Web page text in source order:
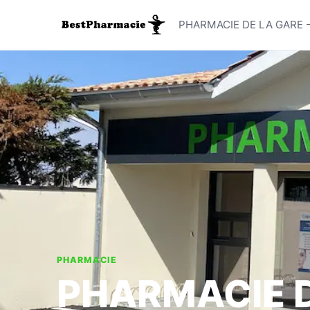
PHARMACIE DE LA
PHARMACIE
PHARMACIE